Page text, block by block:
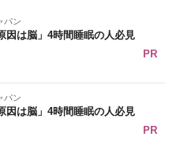
パン
因は脳」4時間睡眠の人必見
PR
パン
因は脳」4時間睡眠の人必見
PR